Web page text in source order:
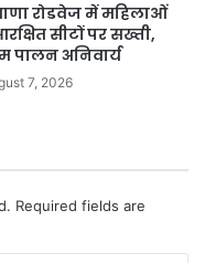
रोडवेज में महिलाओं
सीटों पर सख्ती,
पालन अनिवार्य
7, 2026
Required fields are